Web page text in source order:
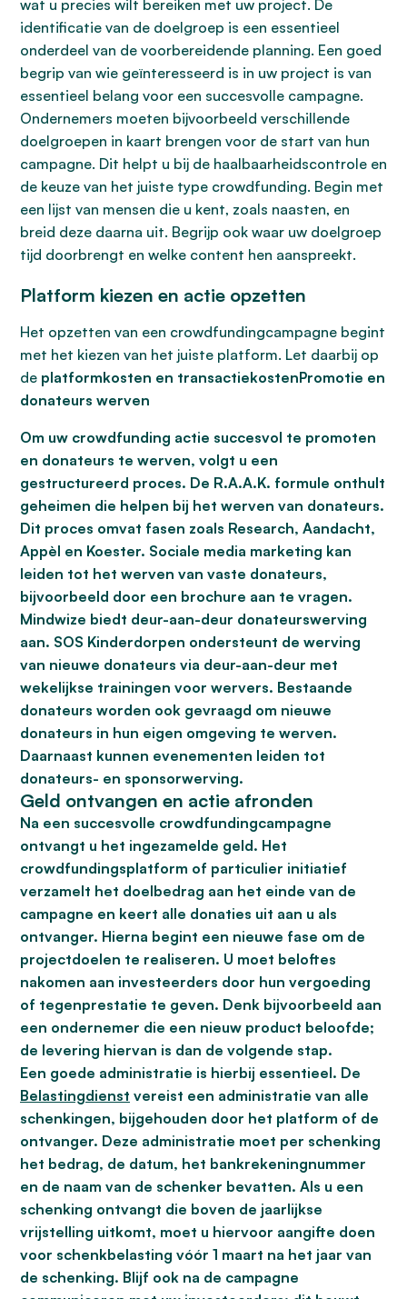
wat u precies wilt bereiken met uw project. De
identificatie van de doelgroep is een essentieel
onderdeel van de voorbereidende planning. Een goed
begrip van wie geïnteresseerd is in uw project is van
essentieel belang voor een succesvolle campagne.
Ondernemers moeten bijvoorbeeld verschillende
doelgroepen in kaart brengen voor de start van hun
campagne. Dit helpt u bij de haalbaarheidscontrole en
de keuze van het juiste type crowdfunding. Begin met
een lijst van mensen die u kent, zoals naasten, en
breid deze daarna uit. Begrijp ook waar uw doelgroep
tijd doorbrengt en welke content hen aanspreekt.
Platform kiezen en actie opzetten
Het opzetten van een crowdfundingcampagne begint
met het kiezen van het juiste platform. Let daarbij op
de platformkosten en transactiekostenPromotie en
donateurs werven
Om uw crowdfunding actie succesvol te promoten
en donateurs te werven, volgt u een
gestructureerd proces. De R.A.A.K. formule onthult
geheimen die helpen bij het werven van donateurs.
Dit proces omvat fasen zoals Research, Aandacht,
Appèl en Koester. Sociale media marketing kan
leiden tot het werven van vaste donateurs,
bijvoorbeeld door een brochure aan te vragen.
Mindwize biedt deur-aan-deur donateurswerving
aan. SOS Kinderdorpen ondersteunt de werving
van nieuwe donateurs via deur-aan-deur met
wekelijkse trainingen voor wervers. Bestaande
donateurs worden ook gevraagd om nieuwe
donateurs in hun eigen omgeving te werven.
Daarnaast kunnen evenementen leiden tot
donateurs- en sponsorwerving.
Geld ontvangen en actie afronden
Na een succesvolle crowdfundingcampagne
ontvangt u het ingezamelde geld. Het
crowdfundingsplatform of particulier initiatief
verzamelt het doelbedrag aan het einde van de
campagne en keert alle donaties uit aan u als
ontvanger. Hierna begint een nieuwe fase om de
projectdoelen te realiseren. U moet beloftes
nakomen aan investeerders door hun vergoeding
of tegenprestatie te geven. Denk bijvoorbeeld aan
een ondernemer die een nieuw product beloofde;
de levering hiervan is dan de volgende stap.
Een goede administratie is hierbij essentieel. De
Belastingdienst vereist een administratie van alle
schenkingen, bijgehouden door het platform of de
ontvanger. Deze administratie moet per schenking
het bedrag, de datum, het bankrekeningnummer
en de naam van de schenker bevatten. Als u een
schenking ontvangt die boven de jaarlijkse
vrijstelling uitkomt, moet u hiervoor aangifte doen
voor schenkbelasting vóór 1 maart na het jaar van
de schenking. Blijf ook na de campagne